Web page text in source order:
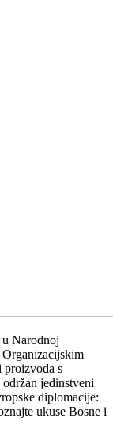
Narodnoj
proizvoda s
jedinstveni
diplomacije:
ukuse Bosne i